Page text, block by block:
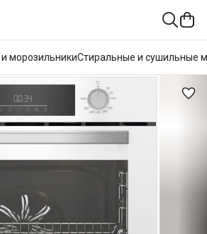
морозильникиСтиральные и сушильные